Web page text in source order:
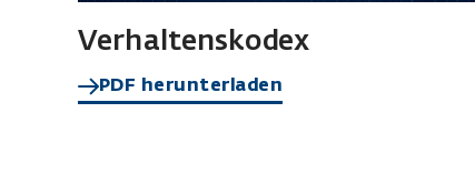
Verhaltenskodex
PDF herunterladen